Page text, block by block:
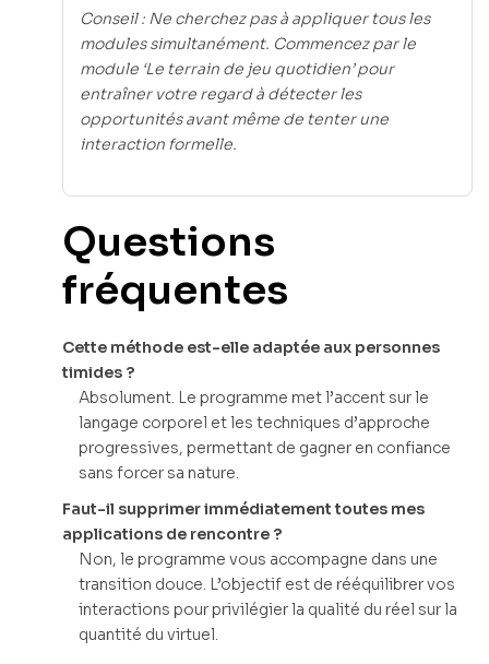
Conseil : Ne cherchez pas à appliquer tous les
modules simultanément. Commencez par le
module ‘Le terrain de jeu quotidien’ pour
entraîner votre regard à détecter les
opportunités avant même de tenter une
interaction formelle.
Questions
fréquentes
Cette méthode est-elle adaptée aux personnes
timides ?
Absolument. Le programme met l’accent sur le
langage corporel et les techniques d’approche
progressives, permettant de gagner en confiance
sans forcer sa nature.
Faut-il supprimer immédiatement toutes mes
applications de rencontre ?
Non, le programme vous accompagne dans une
transition douce. L’objectif est de rééquilibrer vos
interactions pour privilégier la qualité du réel sur la
quantité du virtuel.